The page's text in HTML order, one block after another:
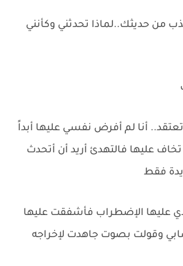
من حديثك..لماذا تحدثني وكأنني
أنا لم أفرض نفسي عليها أبداً
عليها فالتهدئ أريد أن أتحدث
فقط
عليها الإضطراب فأشفقت عليها
وقولت بصوت جاهدت لإخراجه